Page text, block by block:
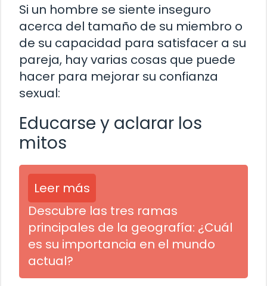
Si un hombre se siente inseguro
acerca del tamaño de su miembro o
de su capacidad para satisfacer a su
pareja, hay varias cosas que puede
hacer para mejorar su confianza
sexual:
Educarse y aclarar los
mitos
Leer más
Descubre las tres ramas
principales de la geografía: ¿Cuál
es su importancia en el mundo
actual?